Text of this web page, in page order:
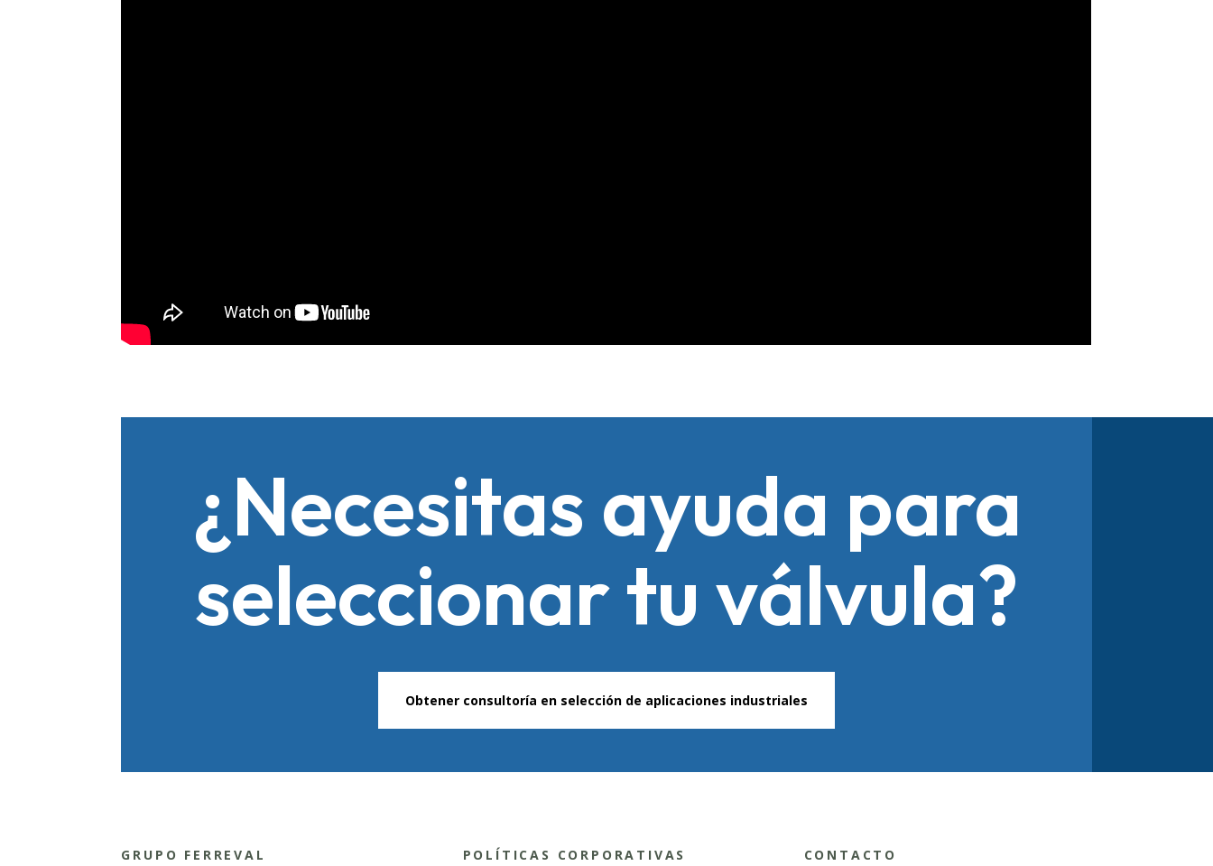
¿Necesitas ayuda para
seleccionar tu válvula?
Obtener consultoría en selección de aplicaciones industriales
GRUPO FERREVAL POLÍTICAS CORPORATIVAS CONTACTO